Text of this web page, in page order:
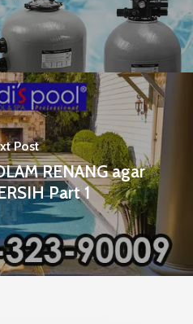
Post
RENANG agar
Part 1